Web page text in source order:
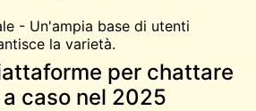
- Un'ampia base di utenti
la varietà.
per chattare
caso nel 2025